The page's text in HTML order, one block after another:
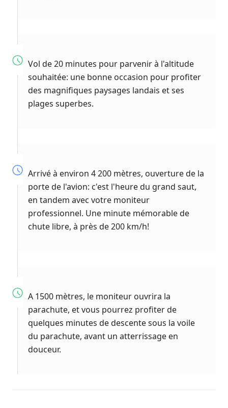
Vol de 20 minutes pour parvenir à l'altitude
souhaitée: une bonne occasion pour profiter
des magnifiques paysages landais et ses
plages superbes.
Arrivé à environ 4 200 mètres, ouverture de la
porte de l'avion: c'est l'heure du grand saut,
en tandem avec votre moniteur
professionnel. Une minute mémorable de
chute libre, à près de 200 km/h!
A 1500 mètres, le moniteur ouvrira la
parachute, et vous pourrez profiter de
quelques minutes de descente sous la voile
du parachute, avant un atterrissage en
douceur.